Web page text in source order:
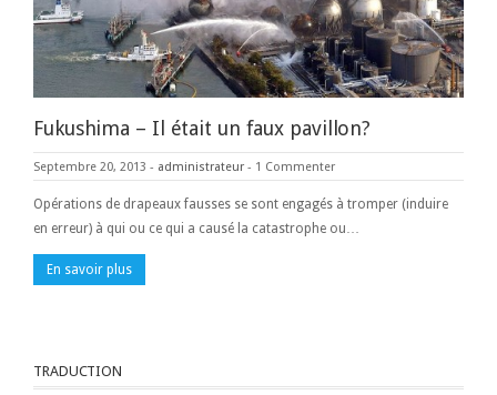
Fukushima – Il était un faux pavillon?
Septembre 20, 2013 - administrateur - 1 Commenter
Opérations de drapeaux fausses se sont engagés à tromper (induire
en erreur) à qui ou ce qui a causé la catastrophe ou…
En savoir plus
TRADUCTION